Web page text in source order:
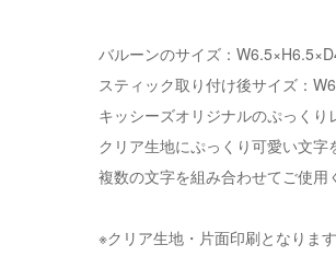
バルーンのサイズ：
スティック取り付け後サイズ：
キッシーズオリジナルのぷっくり
クリア生地にぷっくり可愛い文字
複数の文字を組み合わせてご使用
※クリア生地・片面印刷となります